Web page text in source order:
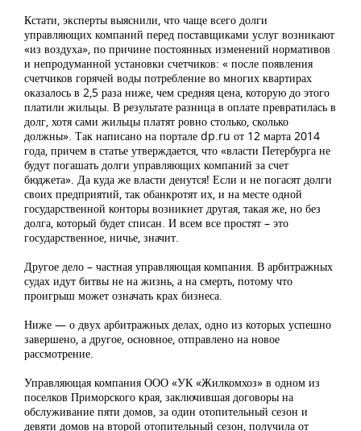
Кстати, эксперты выяснили, что чаще всего долги
управляющих компаний перед поставщиками услуг возникают
«из воздуха», по причине постоянных изменений нормативов
и непродуманной установки счетчиков: « после появления
счетчиков горячей воды потребление во многих квартирах
оказалось в 2,5 раза ниже, чем средняя цена, которую до этого
платили жильцы. В результате разница в оплате превратилась в
долг, хотя сами жильцы платят ровно столько, сколько
должны». Так написано на портале dp.ru от 12 марта 2014
года, причем в статье утверждается, что «власти Петербурга не
будут погашать долги управляющих компаний за счет
бюджета». Да куда же власти денутся! Если и не погасят долги
своих предприятий, так обанкротят их, и на месте одной
государственной конторы возникнет другая, такая же, но без
долга, который будет списан. И всем все простят – это
государственное, ничье, значит.
Другое дело – частная управляющая компания. В арбитражных
судах идут битвы не на жизнь, а на смерть, потому что
проигрыш может означать крах бизнеса.
Ниже — о двух арбитражных делах, одно из которых успешно
завершено, а другое, основное, отправлено на новое
рассмотрение.
Управляющая компания ООО «УК «Жилкомхоз» в одном из
поселков Приморского края, заключившая договоры на
обслуживание пяти домов, за один отопительный сезон и
девяти домов на второй отопительный сезон, получила от